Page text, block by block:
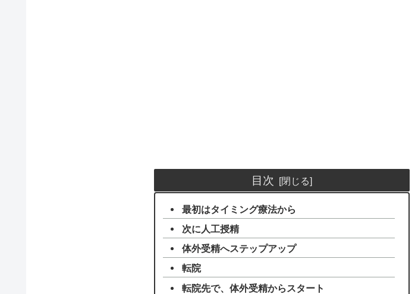
目次
最初はタイミング療法から
次に人工授精
体外受精へステップアップ
転院
転院先で、体外受精からスタート